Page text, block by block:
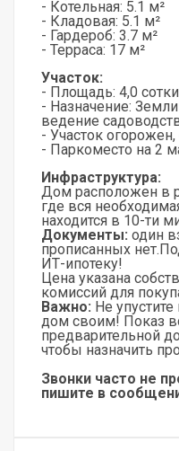
- Котельная: 5.1 м²
- Кладовая: 5.1 м²
- Гардероб: 3.7 м²
- Терраса: 17 м²
Участок:
- Площадь: 4,0 сотки
- Назначение:
ведение
- Участок
- Паркоместо на 2
Инфраструктура:
Дом расположен в
где вся
находится в 10-ти
Документы: один
прописанных
ИТ-ипотеку!
Цена указана
комиссий для
Важно: Не
дом своим! Показ
предварительной
чтобы назначить
Звонки часто не
пишите в